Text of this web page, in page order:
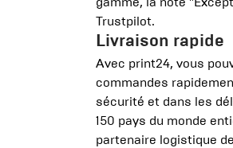
Trustpilot.
Livraison rapide
Avec print24, vous
commandes
sécurité et dans les
150 pays du monde
partenaire logistique